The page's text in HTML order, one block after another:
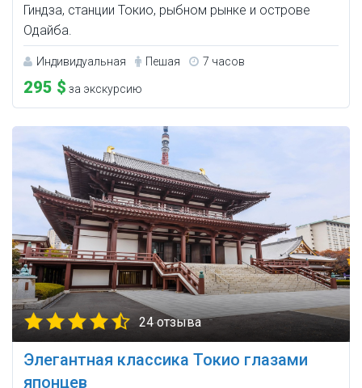
Гиндза, станции Токио, рыбном рынке и острове
Одайба.
Индивидуальная Пешая 7 часов
295 $ за экскурсию
24 отзыва
Элегантная классика Токио глазами
японцев